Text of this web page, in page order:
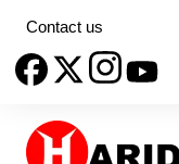
content
Contact us